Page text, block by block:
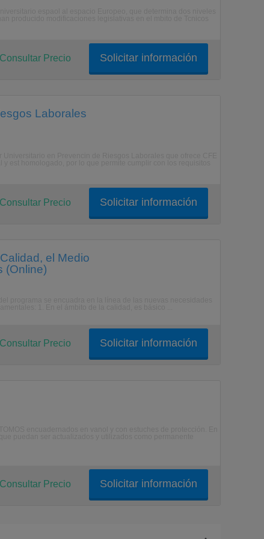
Solicitar información
Consultar Precio
Laborales
Solicitar información
Consultar Precio
el Medio
(Online)
Solicitar información
Consultar Precio
Solicitar información
Consultar Precio